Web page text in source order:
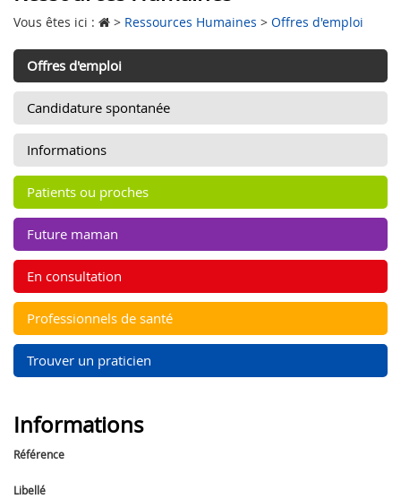
Vous êtes ici : > Ressources Humaines > Offres d'emploi
Offres d'emploi
Candidature spontanée
Informations
Patients ou proches
Future maman
En consultation
Professionnels de santé
Trouver un praticien
Informations
Référence
Libellé